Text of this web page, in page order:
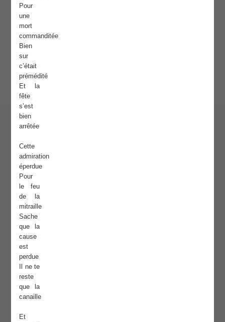
Pour
une
mort
commanditée
Bien
sur
c’était
prémédité
Et la
fête
s’est
bien
arrêtée
Cette
admiration
éperdue
Pour
le feu
de la
mitraille
Sache
que la
cause
est
perdue
Il ne te
reste
que la
canaille
Et